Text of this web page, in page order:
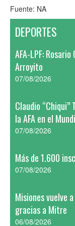
Fuente: NA
DEPORTES
AFA-LPF:
Arroyito
07/08/2026
Claudio
la AFA en el
07/08/2026
Más de 1.600
07/08/2026
Misiones vuelve
gracias a Mitre
06/08/2026